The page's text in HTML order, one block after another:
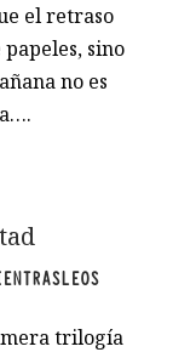
el retraso
sino
no es
trilogía